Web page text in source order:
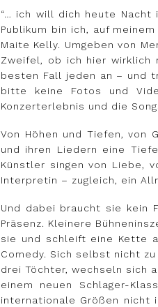
“… ich will dich heute Nacht
Publikum bin ich, auf
Maite Kelly. Umgeben von
Zweifel, ob ich hier wirklich
besten Fall jeden an – und
bitte keine Fotos und
Konzerterlebnis und die
Von Höhen und Tiefen, von
und ihren Liedern eine
Künstler singen von Liebe,
Interpretin – zugleich, ein
Und dabei braucht sie kein
Präsenz. Kleinere
sie und schleift eine Kette
Comedy. Sich selbst nicht
drei Töchter, wechseln sich
einem neuen Schlager-
internationale Größen nicht